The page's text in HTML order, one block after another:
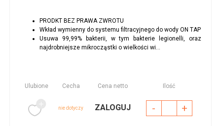
PRODKT BEZ PRAWA ZWROTU
Wkład wymienny do systemu filtracyjnego do wody ON TAP
Usuwa 99,99% bakterii, w tym bakterie legionelli, oraz
najdrobniejsze mikrocząstki o wielkości wi...
Ulubione Cecha Cena netto Ilość
nie dotyczy ZALOGUJ - +